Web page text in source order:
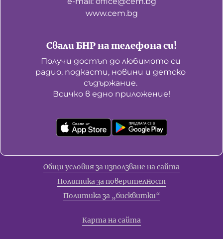
Свали БНР на телефона си!
Получи достъп до любимото си
радио, подкасти, новини и детско
съдържание.
Всичко в едно приложение!
www.cem.bg
Общи условия за използване на сайта
Политика за поверителност
Политика за „бисквитки“
Карта на сайта